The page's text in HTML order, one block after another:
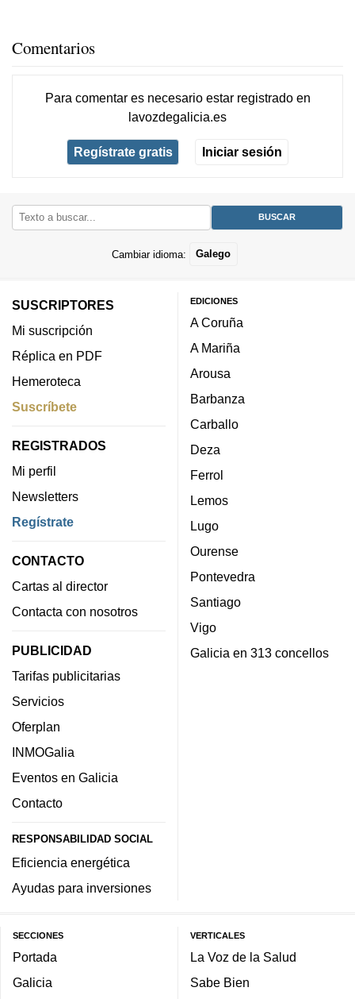
Comentarios
Para comentar es necesario estar registradoen
lavozdegalicia.es
Regístrate gratis Iniciar sesión
Cambiar idioma: Galego
SUSCRIPTORES
Mi suscripción
Réplica en PDF
Hemeroteca
Suscríbete
REGISTRADOS
Mi perfil
Newsletters
Regístrate
CONTACTO
Cartas al director
Contacta con nosotros
PUBLICIDAD
Tarifas publicitarias
Servicios
Oferplan
INMOGalia
Eventos en Galicia
Contacto
RESPONSABILIDAD SOCIAL
Eficiencia energética
Ayudas para inversiones
EDICIONES
A Coruña
A Mariña
Arousa
Barbanza
Carballo
Deza
Ferrol
Lemos
Lugo
Ourense
Pontevedra
Santiago
Vigo
Galicia en 313 concellos
SECCIONES
Portada
Galicia
VERTICALES
La Voz de la Salud
Sabe Bien